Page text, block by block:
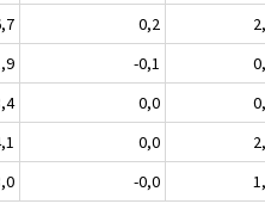
0,2
-0,1
0,0
0,0
-0,0